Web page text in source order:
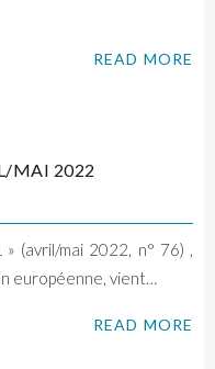
READ MORE
MAI 2022
(avril/mai 2022, n° 76) ,
européenne, vient…
READ MORE